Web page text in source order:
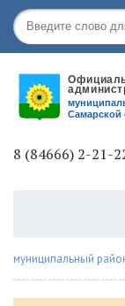
8 (84666) 2-21-
муниципальный